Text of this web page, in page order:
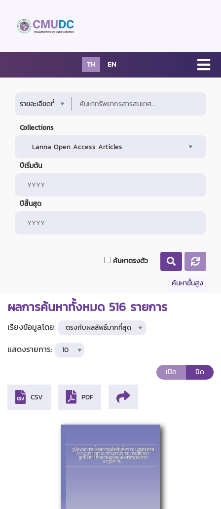
TH EN
Collections
ปีเริ่มต้น
ปีสิ้นสุด
ค้นหาตรงตัว
ค้นหาขั้นสูง
ผลการค้นหาทั้งหมด 516 รายการ
เรียงข้อมูลโดย:
แสดงรายการ:
เปิด ปิด
CSV PDF